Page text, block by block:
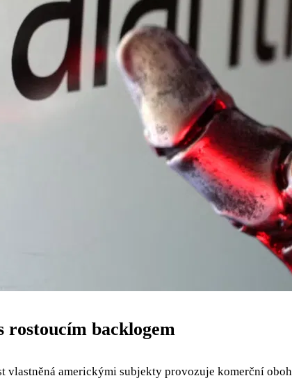
rostoucím backlogem
americkými subjekty provozuje komerční